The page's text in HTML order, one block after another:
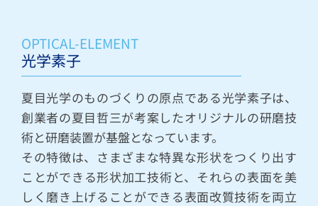
OPTICAL-ELEMENT
光学素子
夏目光学のものづくりの原点である光学素子は、
創業者の夏目哲三が考案したオリジナルの研磨技
術と研磨装置が基盤となっています。
その特徴は、さまざまな特異な形状をつくり出す
ことができる形状加工技術と、それらの表面を美
しく磨き上げることができる表面改質技術を両立